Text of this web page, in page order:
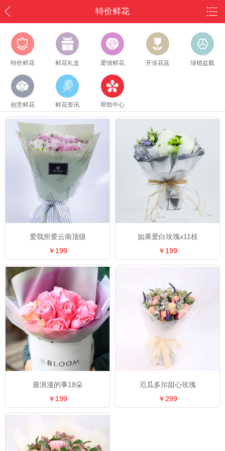
特价鲜花
特价鲜花 鲜花礼盒 爱情鲜花 开业花蓝 绿植盆载
创意鲜花 鲜花资讯 帮助中心
爱我所爱云南顶级
￥199
如果爱白玫瑰x11枝
￥199
最浪漫的事18朵
￥199
厄瓜多尔甜心玫瑰
￥299